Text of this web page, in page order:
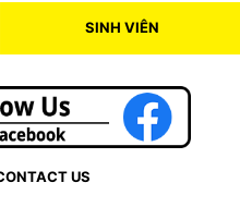
SINH VIÊN
US